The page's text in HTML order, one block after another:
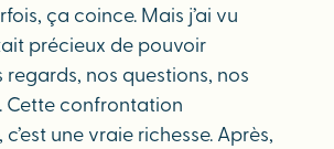
ça coince. Mais j’ai vu
précieux de pouvoir
nos questions, nos
Cette confrontation
une vraie richesse. Après,